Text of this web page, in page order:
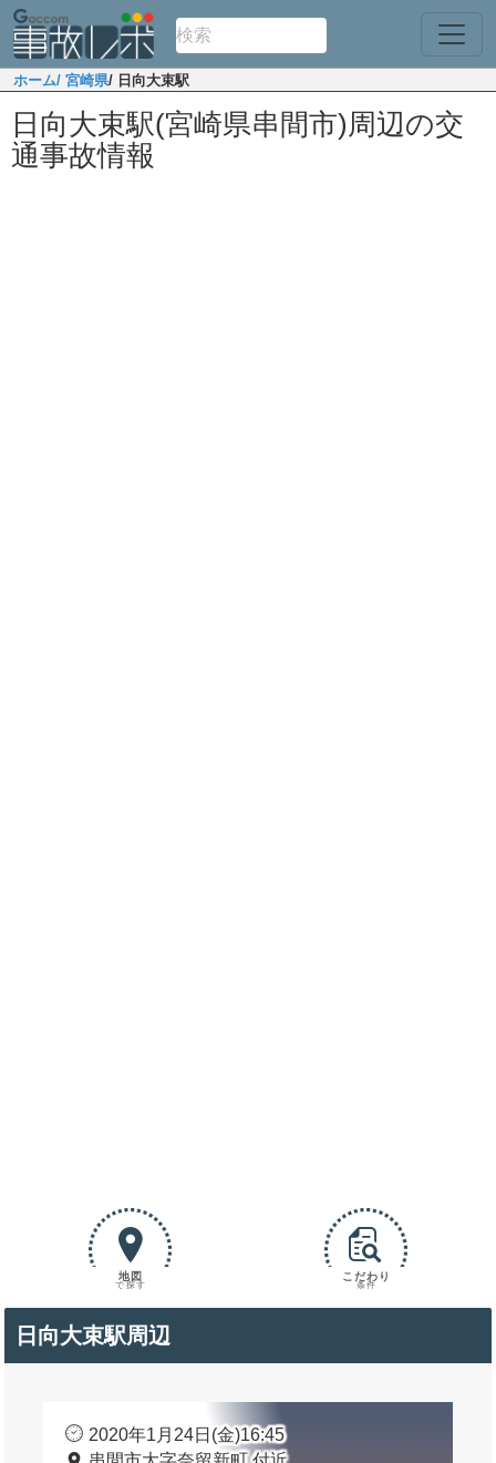
ホーム/ 宮崎県/ 日向大束駅
日向大束駅(宮崎県串間市)周辺の交
通事故情報
地図
で探す
こだわり
条件
日向大束駅周辺
2020年1月24日(金)16:45